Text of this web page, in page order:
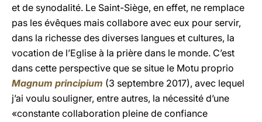
et de synodalité. Le Saint-Siège, en effet, ne remplace
pas les évêques mais collabore avec eux pour servir,
dans la richesse des diverses langues et cultures, la
vocation de l’Eglise à la prière dans le monde. C’est
dans cette perspective que se situe le Motu proprio
Magnum principium (3 septembre 2017), avec lequel
j’ai voulu souligner, entre autres, la nécessité d’une
«constante collaboration pleine de confiance